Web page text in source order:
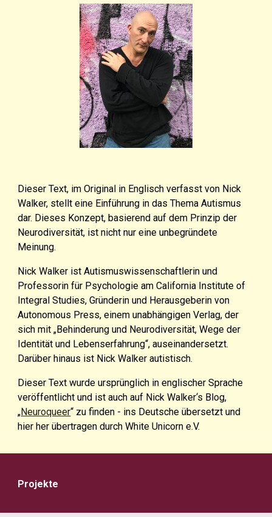
Dieser Text, im Original in Englisch verfasst von Nick
Walker, stellt eine Einführung in das Thema Autismus
dar. Dieses Konzept, basierend auf dem Prinzip der
Neurodiversität, ist nicht nur eine unbegründete
Meinung.
Nick Walker ist Autismuswissenschaftlerin und
Professorin für Psychologie am California Institute of
Integral Studies, Gründerin und Herausgeberin von
Autonomous Press, einem unabhängigen Verlag, der
sich mit „Behinderung und Neurodiversität, Wege der
Identität und Lebenserfahrung“, auseinandersetzt.
Darüber hinaus ist Nick Walker autistisch.
Dieser Text wurde ursprünglich in englischer Sprache
veröffentlicht und ist auch auf Nick Walker‘s Blog,
„Neuroqueer“ zu finden - ins Deutsche übersetzt und
hier her übertragen durch White Unicorn e.V.
Projekte